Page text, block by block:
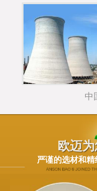
中
欧迈
严谨的选材和